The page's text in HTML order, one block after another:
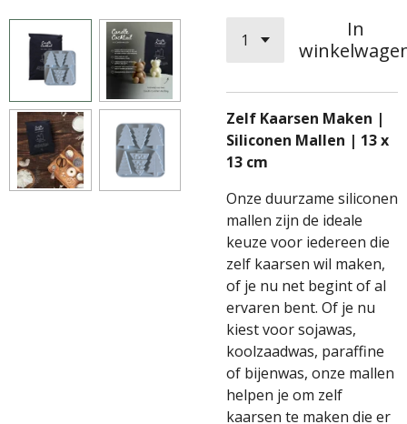
In
Zelf Kaarsen Maken |
Siliconen Mallen | 13 x
13 cm
Onze duurzame siliconen
mallen zijn de ideale
keuze voor iedereen die
zelf kaarsen wil maken,
of je nu net begint of al
ervaren bent. Of je nu
kiest voor sojawas,
koolzaadwas, paraffine
of bijenwas, onze mallen
helpen je om zelf
kaarsen te maken die er